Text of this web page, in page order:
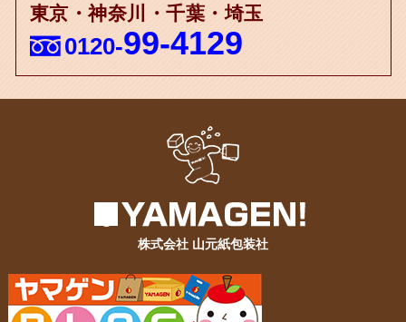
東京・神奈川・千葉・埼玉
0120-99-4129
株式会社 山元紙包装社